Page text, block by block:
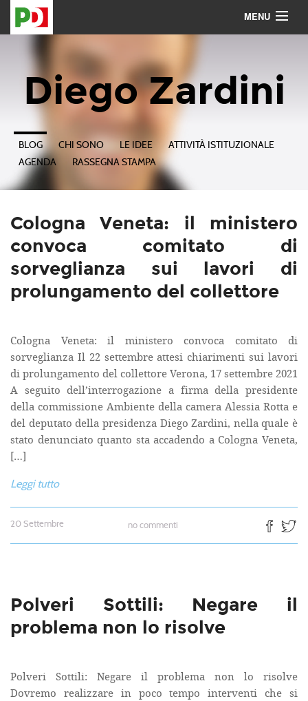
MENU
Diego Zardini
BLOG CHI SONO LE IDEE
ATTIVITÀ ISTITUZIONALE
AGENDA
RASSEGNA STAMPA
Cologna Veneta: il ministero
convoca comitato di
sorveglianza sui lavori di
prolungamento del collettore
Cologna Veneta: il ministero convoca comitato di
sorveglianza Il 22 settembre attesi chiarimenti sui lavori
di prolungamento del collettore Verona, 17 settembre 2021
A seguito dell’interrogazione a firma della presidente
della commissione Ambiente della camera Alessia Rotta e
del deputato della presidenza Diego Zardini, nella quale è
stato denunciato quanto sta accadendo a Cologna Veneta,
[…]
Leggi tutto
20 Settembre no commenti
Polveri Sottili: Negare il
problema non lo risolve
Polveri Sottili: Negare il problema non lo risolve
Dovremo realizzare in poco tempo interventi che si